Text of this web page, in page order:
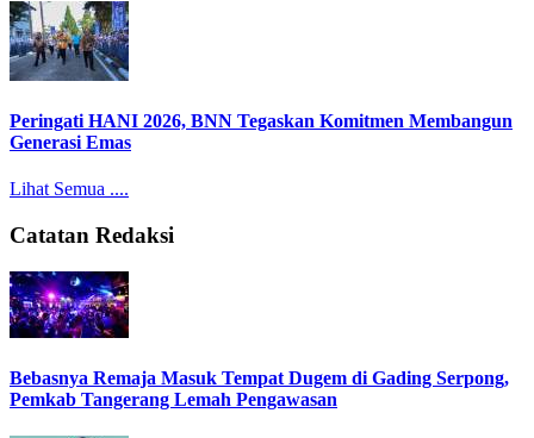
Peringati HANI 2026, BNN Tegaskan Komitmen Membangun
Generasi Emas
Lihat Semua ....
Catatan Redaksi
Bebasnya Remaja Masuk Tempat Dugem di Gading Serpong,
Pemkab Tangerang Lemah Pengawasan